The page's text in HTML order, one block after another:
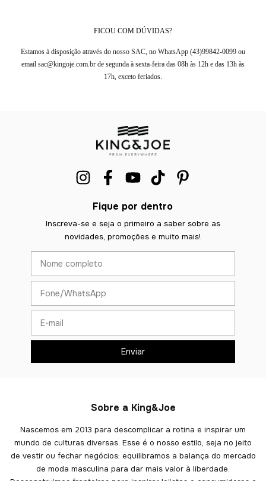
FICOU COM DÚVIDAS?
Estamos à disposição através do nosso SAC, no WhatsApp (43)99842-0099 ou
email sac@kingoje.com.br de segunda à sexta-feira das 08h às 12h e das 13h às
17h, exceto feriados.
Fique por dentro
Inscreva-se e seja o primeiro a saber sobre as
novidades, promoções e muito mais!
Sobre a King&Joe
Nascemos em 2013 para descomplicar a rotina e inspirar um
mundo de culturas diversas. Esse é o nosso estilo, seja no jeito
de vestir ou fechar negócios: equilibramos a balança do mercado
de moda masculina para dar mais valor à liberdade.